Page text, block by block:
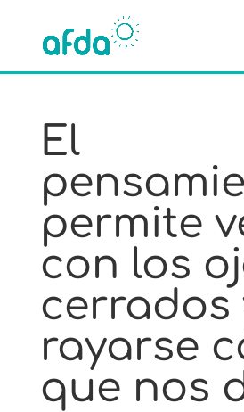
El
permite
con los
cerrados
rayarse
que nos